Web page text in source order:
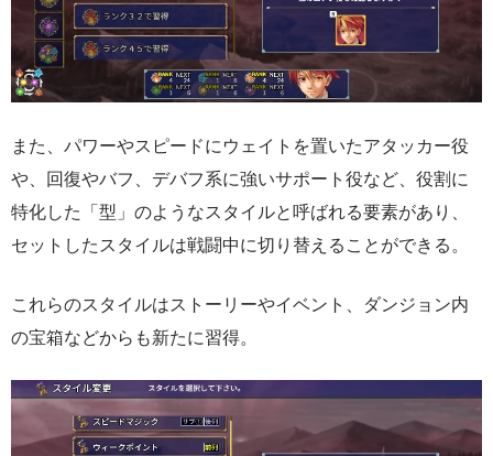
また、パワーやスピードにウェイトを置いたアタッカー役
や、回復やバフ、デバフ系に強いサポート役など、役割に
特化した「型」のようなスタイルと呼ばれる要素があり、
セットしたスタイルは戦闘中に切り替えることができる。
これらのスタイルはストーリーやイベント、ダンジョン内
の宝箱などからも新たに習得。